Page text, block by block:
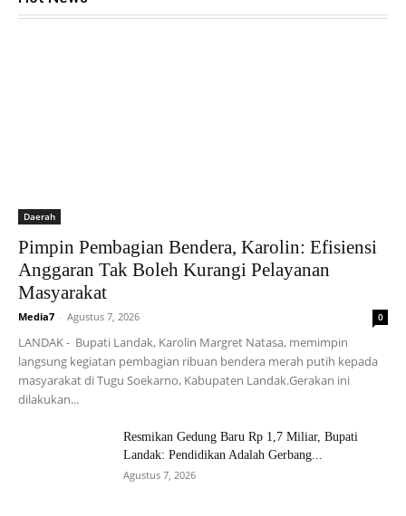
Daerah
Pimpin Pembagian Bendera, Karolin: Efisiensi
Anggaran Tak Boleh Kurangi Pelayanan
Masyarakat
Media7 - Agustus 7, 2026 0
LANDAK - Bupati Landak, Karolin Margret Natasa, memimpin
langsung kegiatan pembagian ribuan bendera merah putih kepada
masyarakat di Tugu Soekarno, Kabupaten Landak.Gerakan ini
dilakukan...
Resmikan Gedung Baru Rp 1,7 Miliar, Bupati
Landak: Pendidikan Adalah Gerbang...
Agustus 7, 2026